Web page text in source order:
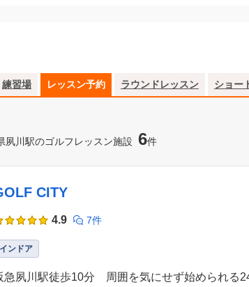
練習場 レッスン予約 ラウンドレッスン ショー
夙川駅のゴルフレッスン施設 6件
CITY
4.9 7件
インドア
急夙川駅徒歩10分 周囲を気にせず始められる